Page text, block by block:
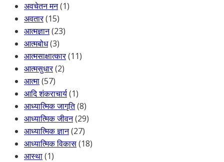
अवचेतन मन(1)
अवतार(15)
आत्मज्ञान(23)
आत्मबोध(3)
आत्मसाक्षात्कार(11)
आत्मसुधार(2)
आत्मा(57)
आदि शंकराचार्य(1)
आध्यात्मिक जागृति(8)
आध्यात्मिक जीवन(29)
आध्यात्मिक ज्ञान(27)
आध्यात्मिक विकास(18)
आस्था(1)